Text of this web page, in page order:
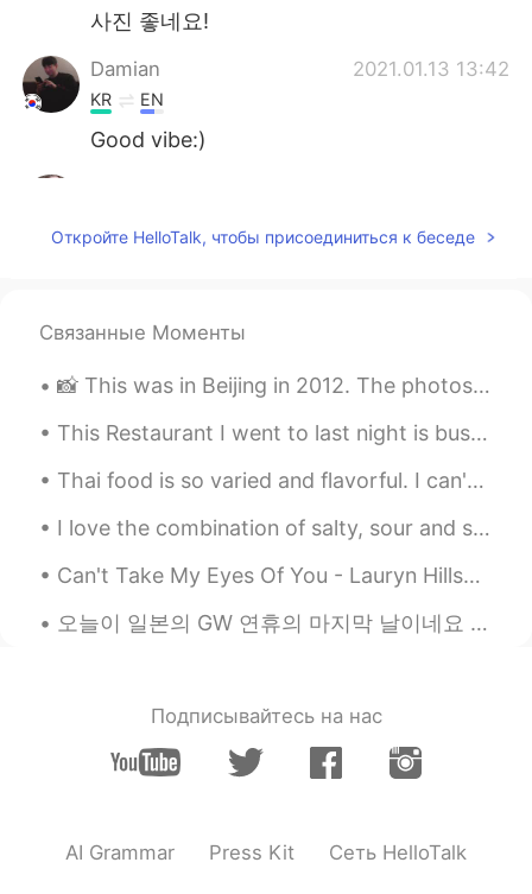
사진 좋네요!
Damian 2021.01.13 13:42
KR EN
Good vibe:)
KR EN
분위기 좋네요^^
Откройте HelloTalk, чтобы присоединиться к беседе
Связанные Моменты
📸 This was in Beijing in 2012. The photos are bad quality as they were taken on an old blackberry...
This Restaurant I went to last night is bussin 💯 The owner is The Chef The Waiter The Entertainer...
Thai food is so varied and flavorful. I can't wait to go back and try more! 😋🤤 #BestFoodEver #Bes...
I love the combination of salty, sour and spicy. Anything pickled is a winner in my books. When...
Can't Take My Eyes Of You - Lauryn Hills🥀🌜 I need u bby And if it's quite all right I need u bby...
오늘이 일본의 GW 연휴의 마지막 날이네요 한국도 오늘 쉬는 날이어서 긴 주말을 가지게 됐고요 하지만 연휴동안 쉬지 못한 사람들도 많아요 GW 연휴동안 몇명의 일본분들의 글을...
Подписывайтесь на нас
AI Grammar Press Kit Сеть HelloTalk